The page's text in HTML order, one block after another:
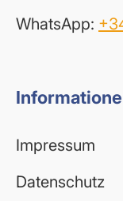
WhatsApp:
Impressum
Datenschutz